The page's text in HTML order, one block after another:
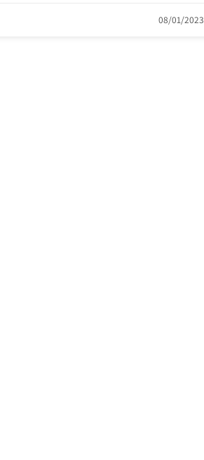
08/01/2023